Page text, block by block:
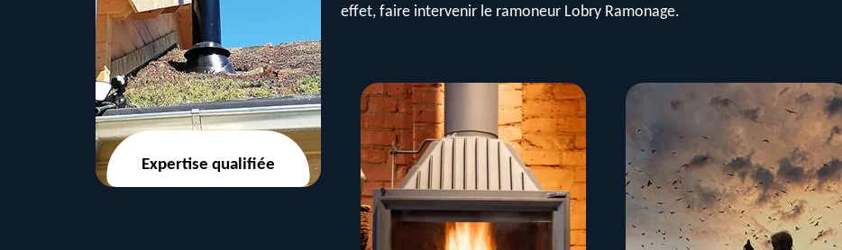
Expertise qualifiée
effet, faire intervenir le ramoneur Lobry Ramonage.